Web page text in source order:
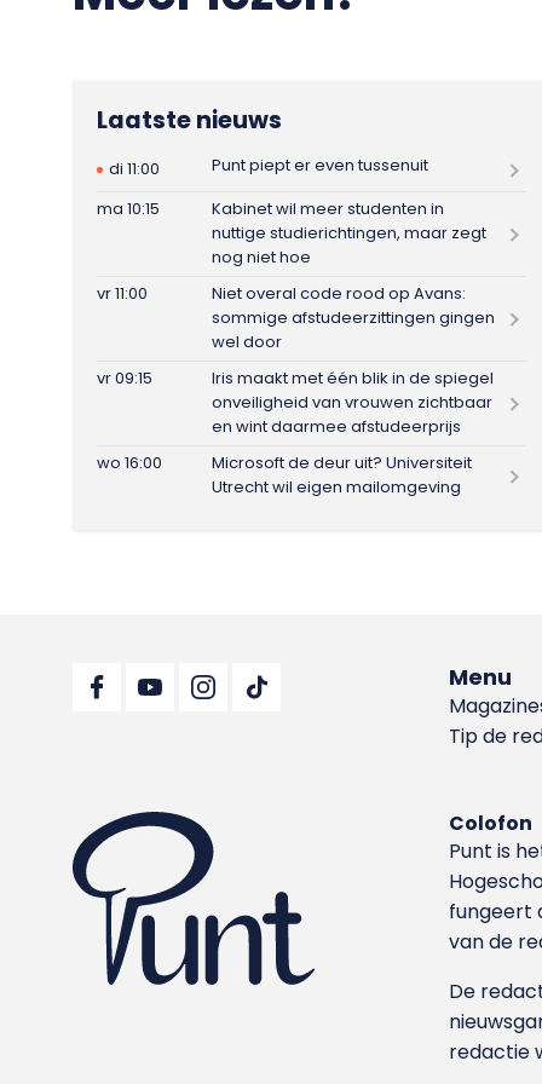
Laatste nieuws
di 11:00
Punt piept er even tussenuit
ma 10:15
Kabinet wil meer studenten in
nuttige studierichtingen, maar zegt
nog niet hoe
vr 11:00
Niet overal code rood op Avans:
sommige afstudeerzittingen gingen
wel door
vr 09:15
Iris maakt met één blik in de spiegel
onveiligheid van vrouwen zichtbaar
en wint daarmee afstudeerprijs
wo 16:00
Microsoft de deur uit? Universiteit
Utrecht wil eigen mailomgeving
Menu
Tip de
Colofon
Punt is
fungeert
van de
De
redactie